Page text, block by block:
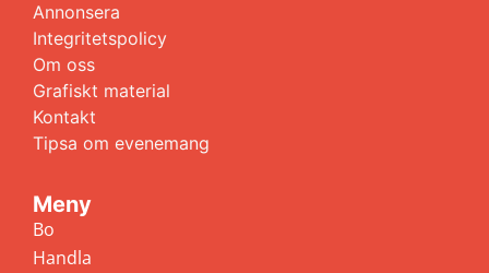
Annonsera
Integritetspolicy
Om oss
Grafiskt material
Kontakt
Tipsa om evenemang
Meny
Bo
Handla